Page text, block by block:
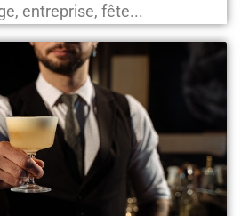
entreprise, fête...